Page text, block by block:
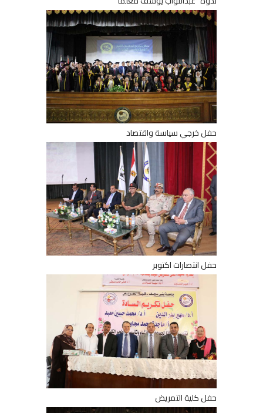
حفل خرجي سياسة واقتصاد
حفل انتصارات اكتوبر
حفل كلية التمريض